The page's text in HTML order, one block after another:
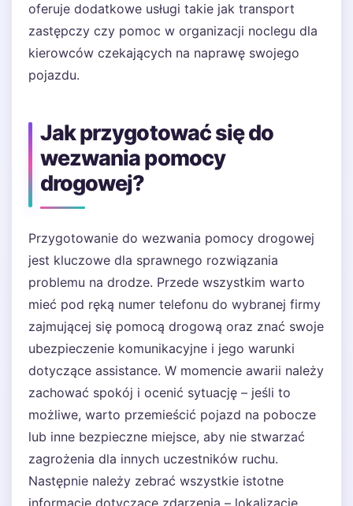
oferuje dodatkowe usługi takie jak transport
zastępczy czy pomoc w organizacji noclegu dla
kierowców czekających na naprawę swojego
pojazdu.
Jak przygotować się do
wezwania pomocy
drogowej?
Przygotowanie do wezwania pomocy drogowej
jest kluczowe dla sprawnego rozwiązania
problemu na drodze. Przede wszystkim warto
mieć pod ręką numer telefonu do wybranej firmy
zajmującej się pomocą drogową oraz znać swoje
ubezpieczenie komunikacyjne i jego warunki
dotyczące assistance. W momencie awarii należy
zachować spokój i ocenić sytuację – jeśli to
możliwe, warto przemieścić pojazd na pobocze
lub inne bezpieczne miejsce, aby nie stwarzać
zagrożenia dla innych uczestników ruchu.
Następnie należy zebrać wszystkie istotne